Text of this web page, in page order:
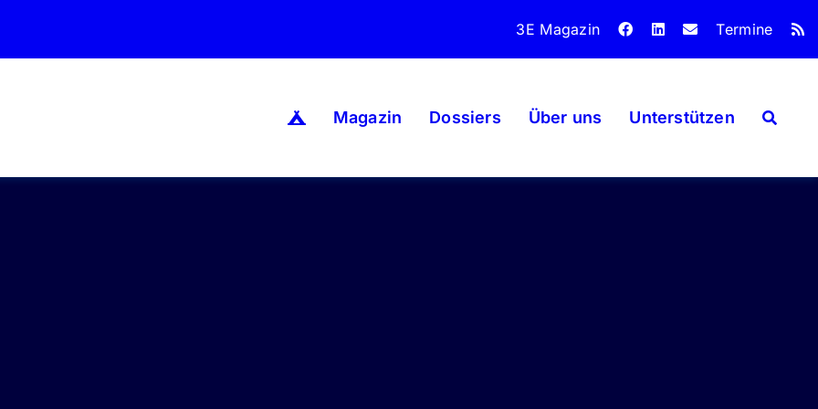
3E Magazin Termine
Magazin Dossiers Über uns Unterstützen